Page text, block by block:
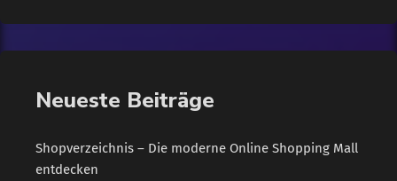
Neueste Beiträge
Shopverzeichnis – Die moderne Online Shopping Mall
entdecken